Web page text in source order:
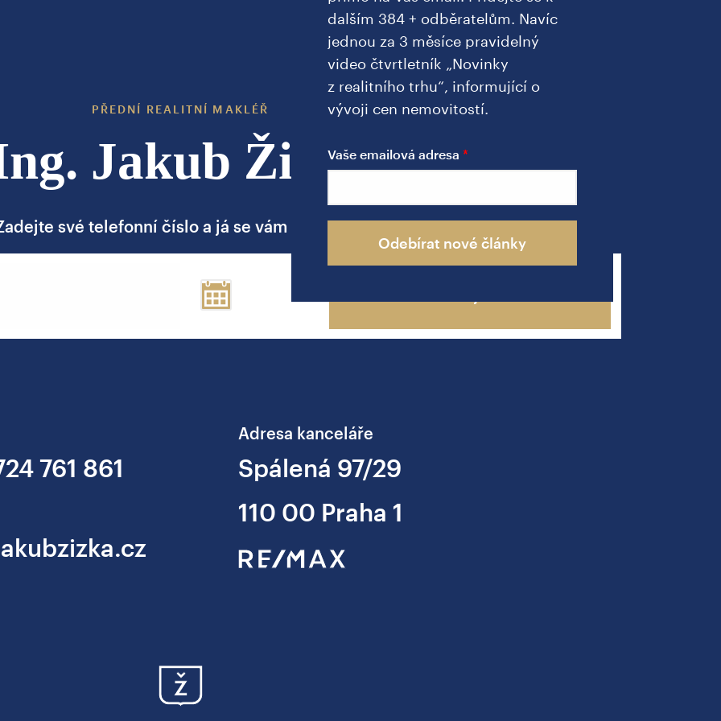
dalším 384 + odběratelům. Navíc
jednou za 3 měsíce pravidelný
video čtvrtletník „Novinky
z realitního trhu“, informující o
vývoji cen nemovitostí.
Vaše emailová adresa
Odebírat nové články
PŘEDNÍ REALITNÍ MAKLÉŘ
Jakub Žižka
své telefonní číslo a já se vám brzy ozvu
761 861
Adresa kanceláře
Spálená 97/29
110 00 Praha 1